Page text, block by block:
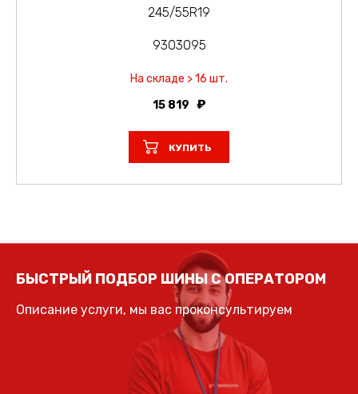
245/55R19
9303095
На складе > 16 шт.
15 819
КУПИТЬ
БЫСТРЫЙ ПОДБОР ШИНЫ С ОПЕРАТОРОМ
Описание услуги, мы вас проконсультируем